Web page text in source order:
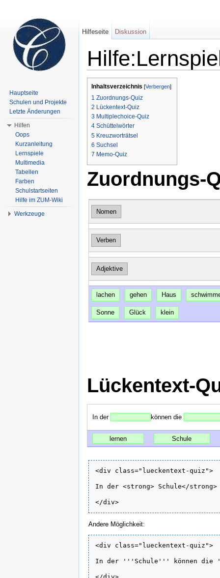
Inhaltsverzeichnis [Verbergen]
1 Zuordnungs-Quiz
2 Lückentext-Quiz
3 Multiplechoice-Quiz
4 Schüttelwörter
5 Kreuzworträtsel
6 Suchsel
7 Memo-Quiz
Zuordnungs-
Nomen
Verben
Adjektive
lachen gehen Haus
Sonne Glück klein
Lückentext-
In der können die
lernen Schule
<div class="lueckentext-quiz">
In der <strong> Schule</
</div>
Andere Möglichkeit:
<div class="lueckentext-quiz">
In der '''Schule''' können
Hilfeseite Diskussion
Hauptseite
Schulen und Projekte
Letzte Änderungen
Hilfen
Oops
Kurzanleitung
Lernspiele
Multimedia
Tabellen
Farben
Schulstartseiten
Hilfe im ZUM-Wiki
Werkzeuge